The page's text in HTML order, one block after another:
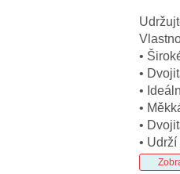
•
•
•
•
•
•